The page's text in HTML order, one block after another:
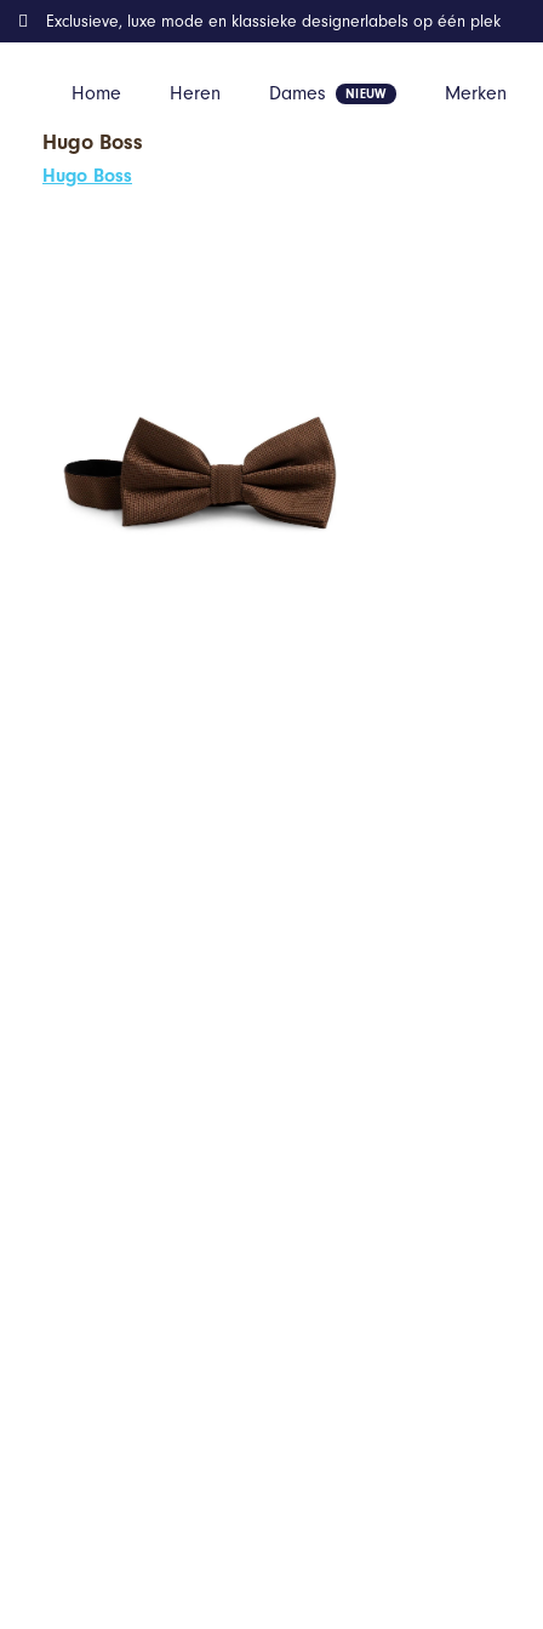
Home Heren Dames Merken
Exclusieve, luxe mode en klassieke designerlabels op één plek
Hugo Boss
Hugo Boss
Home Kleding